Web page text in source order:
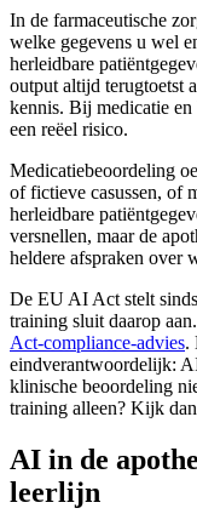
In de farmaceutische
welke gegevens u wel
herleidbare
output altijd terugtoetst
kennis. Bij medicatie
een reëel risico.
Medicatiebeoordeling
of fictieve casussen, of
herleidbare
versnellen, maar de
heldere afspraken over
De EU AI Act stelt
training sluit daarop
Act-compliance-advies.
eindverantwoordelijk:
klinische beoordeling
training alleen? Kijk
AI in de
leerlijn